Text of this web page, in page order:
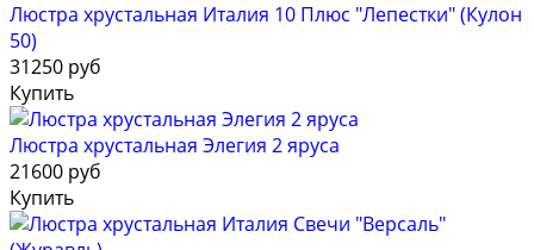
Люстра хрустальная Италия 10 Плюс "Лепестки" (Кулон
50)
31250 руб
Купить
Люстра хрустальная Элегия 2 яруса
21600 руб
Купить